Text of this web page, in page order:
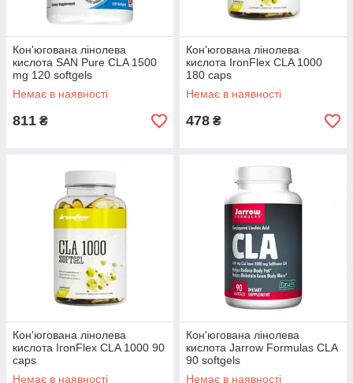
Кон'югована лінолева
кислота SAN Pure CLA 1500
mg 120 softgels
Немає в наявності
811 ₴
Кон'югована лінолева
кислота IronFlex CLA 1000
180 caps
Немає в наявності
478 ₴
Кон'югована лінолева
кислота IronFlex CLA 1000 90
caps
Немає в наявності
Кон'югована лінолева
кислота Jarrow Formulas CLA
90 softgels
Немає в наявності